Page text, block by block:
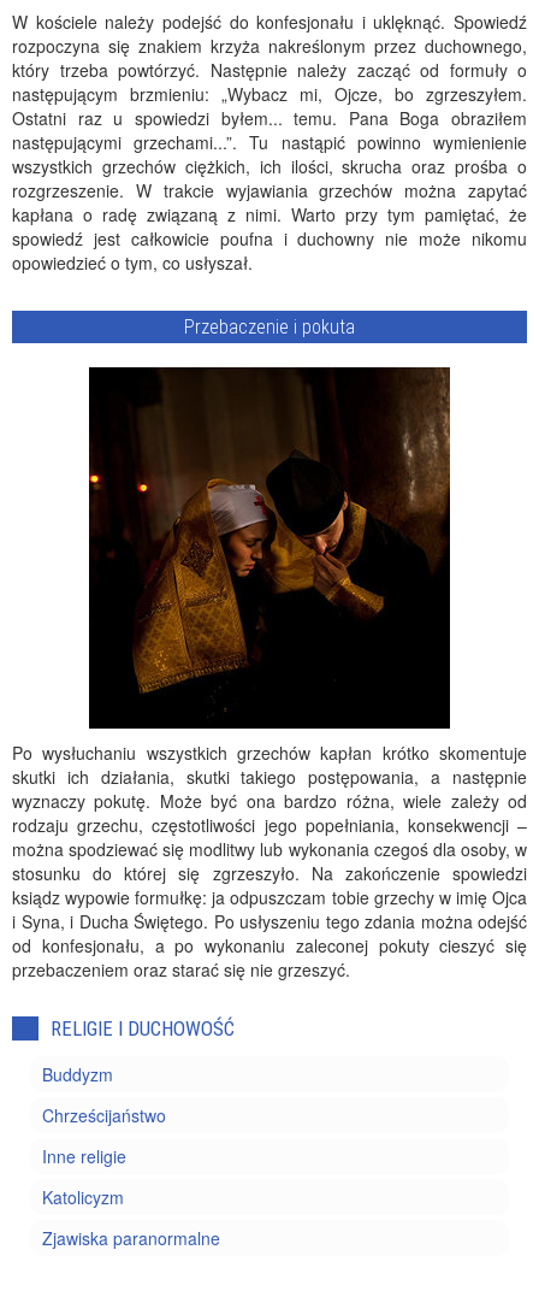
W kościele należy podejść do konfesjonału i uklęknąć. Spowiedź
rozpoczyna się znakiem krzyża nakreślonym przez duchownego,
który trzeba powtórzyć. Następnie należy zacząć od formuły o
następującym brzmieniu: „Wybacz mi, Ojcze, bo zgrzeszyłem.
Ostatni raz u spowiedzi byłem... temu. Pana Boga obraziłem
następującymi grzechami...”. Tu nastąpić powinno wymienienie
wszystkich grzechów ciężkich, ich ilości, skrucha oraz prośba o
rozgrzeszenie. W trakcie wyjawiania grzechów można zapytać
kapłana o radę związaną z nimi. Warto przy tym pamiętać, że
spowiedź jest całkowicie poufna i duchowny nie może nikomu
opowiedzieć o tym, co usłyszał.
Przebaczenie i pokuta
Po wysłuchaniu wszystkich grzechów kapłan krótko skomentuje
skutki ich działania, skutki takiego postępowania, a następnie
wyznaczy pokutę. Może być ona bardzo różna, wiele zależy od
rodzaju grzechu, częstotliwości jego popełniania, konsekwencji –
można spodziewać się modlitwy lub wykonania czegoś dla osoby, w
stosunku do której się zgrzeszyło. Na zakończenie spowiedzi
ksiądz wypowie formułkę: ja odpuszczam tobie grzechy w imię Ojca
i Syna, i Ducha Świętego. Po usłyszeniu tego zdania można odejść
od konfesjonału, a po wykonaniu zaleconej pokuty cieszyć się
przebaczeniem oraz starać się nie grzeszyć.
RELIGIE I DUCHOWOŚĆ
Buddyzm
Chrześcijaństwo
Inne religie
Katolicyzm
Zjawiska paranormalne